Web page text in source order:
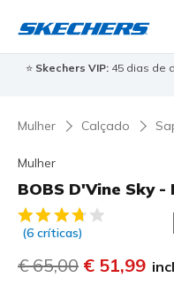
⭐ Skechers VIP:45 dias de
Mulher Calçado
Mulher
BOBS D'Vine Sky -
3$7 de 5 –
(6 críticas)
Preço com
€ 65,00 para
€ 51,99